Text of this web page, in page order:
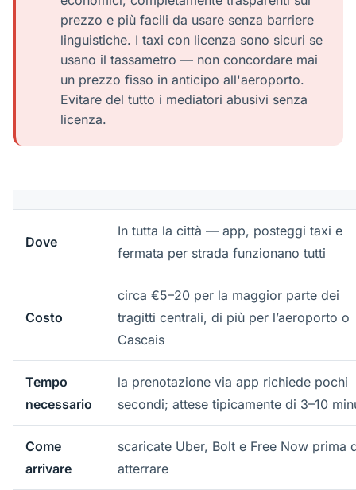
prezzo e più facili da usare senza barriere
linguistiche. I taxi con licenza sono sicuri se
usano il tassametro — non concordare mai
un prezzo fisso in anticipo all'aeroporto.
Evitare del tutto i mediatori abusivi senza
licenza.
Dove
In tutta la città — app, posteggi taxi e
fermata per strada funzionano tutti
Costo
circa €5–20 per la maggior parte dei
tragitti centrali, di più per l’aeroporto o
Cascais
Tempo
necessario
la prenotazione via app richiede pochi
secondi; attese tipicamente di 3–10
Come
arrivare
scaricate Uber, Bolt e Free Now prima
atterrare